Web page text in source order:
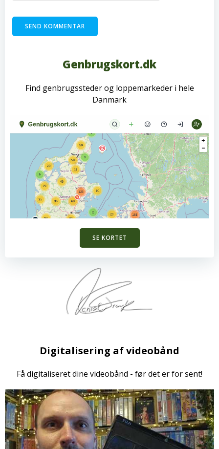
Genbrugskort.dk
Find genbrugssteder og loppemarkeder i hele
Danmark
SE KORTET
Digitalisering af videobånd
Få digitaliseret dine videobånd - før det er for sent!